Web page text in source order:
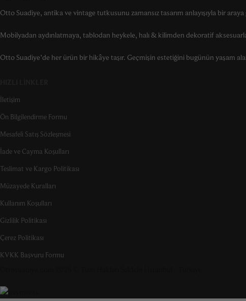
Otto Suadiye, antika ve vintage tutkusunu zamansız tasarım anlayışıyla bir
Mobilyadan aydınlatmaya, tablodan heykele, halı & kilimden dekoratif
Otto Suadiye’de her ürün bir hikâye taşır. Geçmişin estetiğini bugünün yaşam
İletişim
Ön Bilgilendirme Formu
Mesafeli Satış Sözleşmesi
İade ve Cayma Koşulları
Teslimat ve Kargo Politikası
Müzayede Kuralları
Kullanım Koşulları
Gizlilik Politikası
Çerez Politikası
KVKK Başvuru Formu